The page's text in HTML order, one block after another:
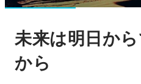
未来は明日か
から